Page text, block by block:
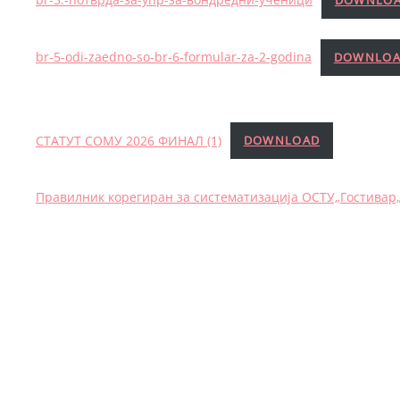
br-5-odi-zaedno-so-br-6-formular-za-2-godina
СТАТУТ СОМУ 2026 ФИНАЛ (1) DOWNLOAD
Правилник корегиран за систематизација ОСТУ„Гостивар„